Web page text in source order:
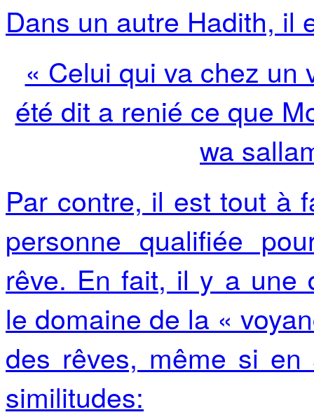
Dans un autre Hadith, il
« Celui qui va chez un
été dit a renié ce que
wa
Par contre, il est tout à
personne qualifiée
rêve. En fait, il y a une
le domaine de la «
des rêves, même si en
similitudes: